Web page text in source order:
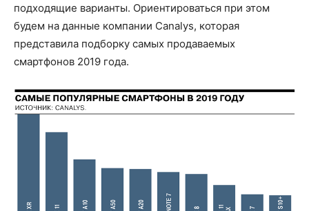
подходящие варианты. Ориентироваться при этом
будем на данные компании Canalys, которая
представила подборку самых продаваемых
смартфонов 2019 года.